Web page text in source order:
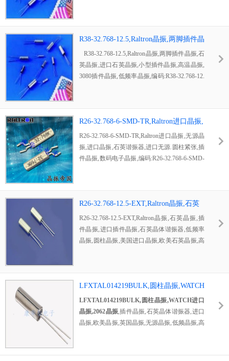
合欧盟的环保要求,每年超高销售量高达10亿
颗,被广泛运用到无人机晶振,手机晶振,扫地机
器人晶振,蓝牙晶振等行业
R38-32.768-12.5,Raltron晶振,两脚插件晶
振,石英晶振
R38-32.768-12.5,Raltron晶振,两脚插件晶振,石
英晶振,进口石英晶振,小型插件晶振,高温晶振,
3080插件晶振,低频率晶振,编码:R38-32.768-12.
求,每年超高销售量高达10亿颗,被广泛运用到
无人机晶振,手机晶振,扫地机器人晶振,蓝牙晶
振等行业
R26-32.768-6-SMD-TR,Raltron进口晶振,
无源晶振,进口晶振
R26-32.768-6-SMD-TR,Raltron进口晶振,无源晶
振,进口晶振,石英谐振器,进口无源.圆柱紧张,插
件晶振,数码电子晶振,编码:R26-32.768-6-SMD-
在-40°C至85°C的环境依旧可以正常运行,由以
超低的价格在市场上占据了半边市场,被广泛运
用到手电筒晶振,录音机晶振,遥控器晶振,电风
扇晶振等行业
R26-32.768-12.5-EXT,Raltron晶振,石英
晶振,插件晶振
R26-32.768-12.5-EXT,Raltron晶振,石英晶振,插
件晶振,进口插件晶振,石英晶体谐振器,低频率
晶振,圆柱晶振,美国进口晶振,欧美石英晶振,高
石英晶振,32.768k晶振,R26石英晶振,12.5pF石
英晶振,家具晶振,车载晶振,无人机晶振,
LFXTAL014219BULK,圆柱晶振,WATCH
进口晶振,2062晶振
LFXTAL014219BULK,圆柱晶振,WATCH进口
晶振,2062晶振,插件晶振,石英晶体谐振器,进口
晶振,欧美晶振,英国晶振,无源晶振,低频晶振,高
热好.抗振动的特性,在SMD晶振还没流行起来